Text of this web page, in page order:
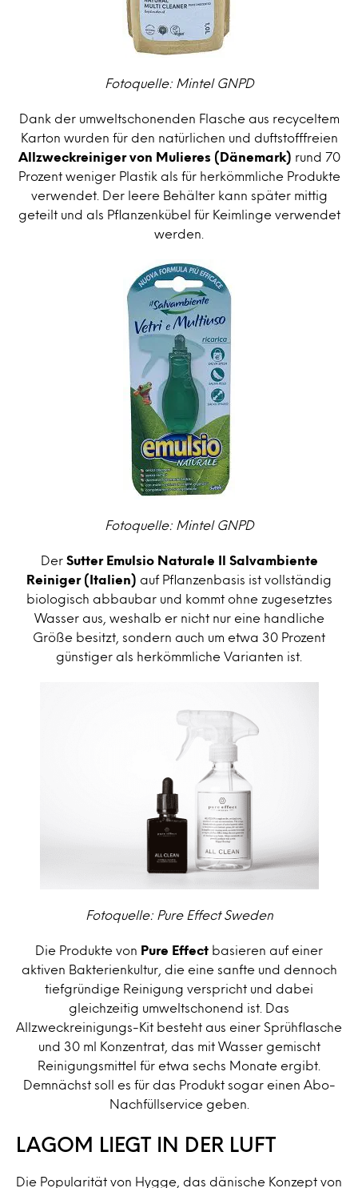
Fotoquelle: Mintel GNPD
Dank der umweltschonenden Flasche aus recyceltem
Karton wurden für den natürlichen und duftstofffreien
Allzweckreiniger von Mulieres (Dänemark) rund 70
Prozent weniger Plastik als für herkömmliche Produkte
verwendet. Der leere Behälter kann später mittig
geteilt und als Pflanzenkübel für Keimlinge verwendet
werden.
Fotoquelle: Mintel GNPD
Der Sutter Emulsio Naturale Il Salvambiente
Reiniger (Italien) auf Pflanzenbasis ist vollständig
biologisch abbaubar und kommt ohne zugesetztes
Wasser aus, weshalb er nicht nur eine handliche
Größe besitzt, sondern auch um etwa 30 Prozent
günstiger als herkömmliche Varianten ist.
Fotoquelle: Pure Effect Sweden
Die Produkte von Pure Effect basieren auf einer
aktiven Bakterienkultur, die eine sanfte und dennoch
tiefgründige Reinigung verspricht und dabei
gleichzeitig umweltschonend ist. Das
Allzweckreinigungs-Kit besteht aus einer Sprühflasche
und 30 ml Konzentrat, das mit Wasser gemischt
Reinigungsmittel für etwa sechs Monate ergibt.
Demnächst soll es für das Produkt sogar einen Abo-
Nachfüllservice geben.
LAGOM LIEGT IN DER LUFT
Die Popularität von Hygge, das dänische Konzept von